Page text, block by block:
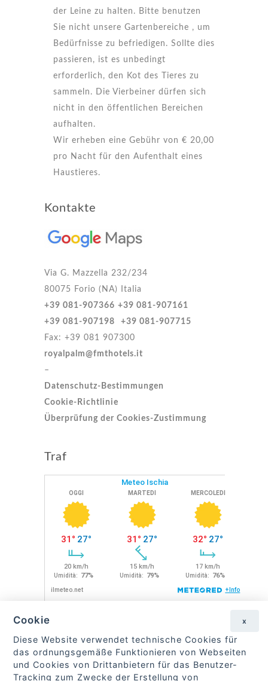
der Leine zu halten. Bitte benutzen
Sie nicht unsere Gartenbereiche , um
Bedürfnisse zu befriedigen. Sollte dies
passieren, ist es unbedingt
erforderlich, den Kot des Tieres zu
sammeln. Die Vierbeiner dürfen sich
nicht in den öffentlichen Bereichen
aufhalten.
Wir erheben eine Gebühr von € 20,00
pro Nacht für den Aufenthalt eines
Haustieres.
Kontakte
Via G. Mazzella 232/234
80075 Forio (NA) Italia
+39 081-907366 +39 081-907161
+39 081-907198
+39 081-907715
Fax: +39 081 907300
royalpalm@fmthotels.it
–
Datenschutz-Bestimmungen
Cookie-Richtlinie
Überprüfung der Cookies-Zustimmung
Traf
Finde uns auf Facebook
Cookie
Diese Website verwendet technische Cookies für
das ordnungsgemäße Funktionieren von Webseiten
und Cookies von Drittanbietern für das Benutzer-
Tracking zum Zwecke der Erstellung von
x